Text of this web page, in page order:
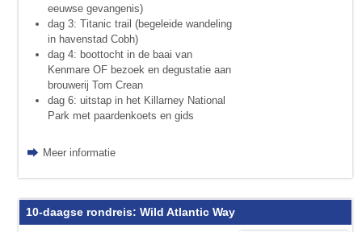
eeuwse gevangenis)
dag 3: Titanic trail (begeleide wandeling
in havenstad Cobh)
dag 4: boottocht in de baai van
Kenmare OF bezoek en degustatie aan
brouwerij Tom Crean
dag 6: uitstap in het Killarney National
Park met paardenkoets en gids
Meer informatie
10-daagse rondreis: Wild Atlantic Way